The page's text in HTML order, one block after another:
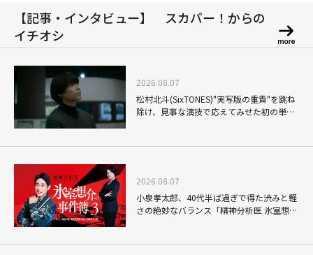
【記事・インタビュー】 スカパー！からの
イチオシ
2026.08.07
松村北斗(SixTONES)"実写版の重責"を跳ね
除け、見事な演技で応えてみせた初の単独
2026.08.07
小泉孝太郎、40代半ば過ぎで得た渋みと軽
さの絶妙なバランス「精神分析医 氷室想介